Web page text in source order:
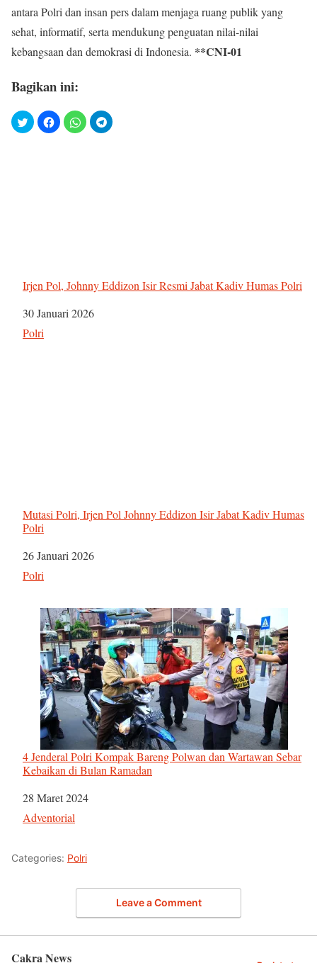
antara Polri dan insan pers dalam menjaga ruang publik yang
sehat, informatif, serta mendukung penguatan nilai-nilai
kebangsaan dan demokrasi di Indonesia. **CNI-01
Bagikan ini:
Irjen Pol, Johnny Eddizon Isir Resmi Jabat Kadiv Humas Polri
Tanggal
30 Januari 2026
Sehubungan dengan
Polri
Mutasi Polri, Irjen Pol Johnny Eddizon Isir Jabat Kadiv Humas
Polri
Tanggal
26 Januari 2026
Sehubungan dengan
Polri
4 Jenderal Polri Kompak Bareng Polwan dan Wartawan Sebar
Kebaikan di Bulan Ramadan
Tanggal
28 Maret 2024
Sehubungan dengan
Adventorial
Categories: Polri
Leave a Comment
Cakra News